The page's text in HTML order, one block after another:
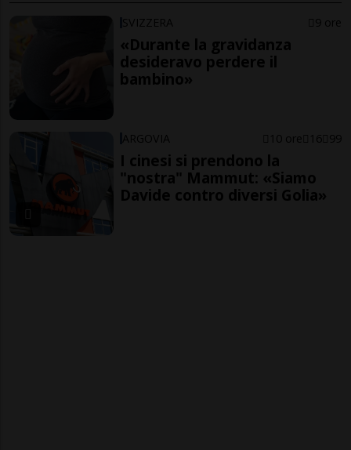
SVIZZERA 9 ore
«Durante la gravidanza
desideravo perdere il
bambino»
ARGOVIA 10 ore 16 99
I cinesi si prendono la
"nostra" Mammut: «Siamo
Davide contro diversi Golia»